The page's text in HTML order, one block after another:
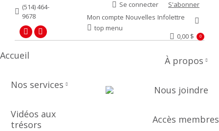
(514) 464-
9678
Facebook
page
new
YouTube
new
Se connecter
S'abonner
Mon compte Nouvelles Infolettre
top menu
0,00 $ 0
Accueil
Nos services
Vidéos aux
trésors
À propos
Nous joindre
Accès membres